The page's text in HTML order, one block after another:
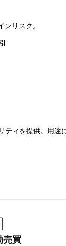
リスク。
ィを提供。用途
売買